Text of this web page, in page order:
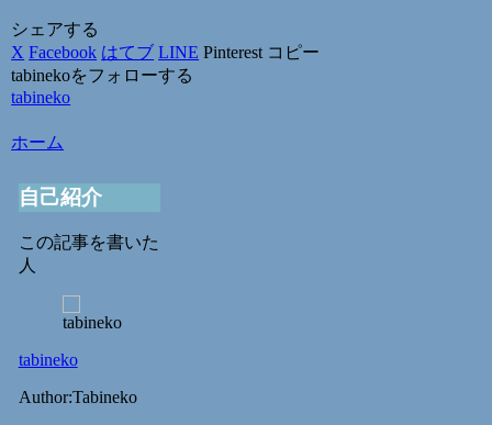
シェアする
X Facebook はてブ LINE Pinterest コピー
tabinekoをフォローする
tabineko
ホーム
自己紹介
この記事を書いた
人
tabineko
Author:Tabineko